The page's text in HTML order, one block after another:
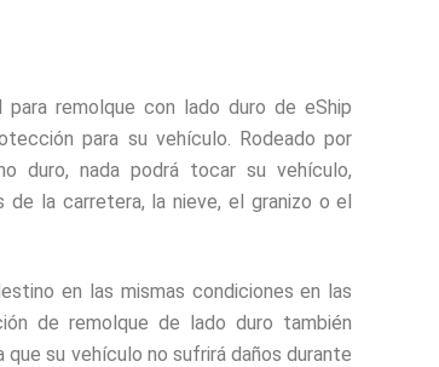
remolque con lado duro de eShip
para su vehículo. Rodeado por
duro, nada podrá tocar su vehículo,
de la carretera, la nieve, el granizo o el
en las mismas condiciones en las
de remolque de lado duro también
que su vehículo no sufrirá daños durante